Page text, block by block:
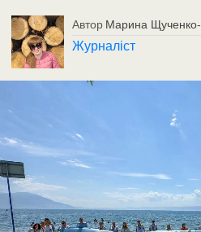
Автор Марина Щученко-
Журналіст